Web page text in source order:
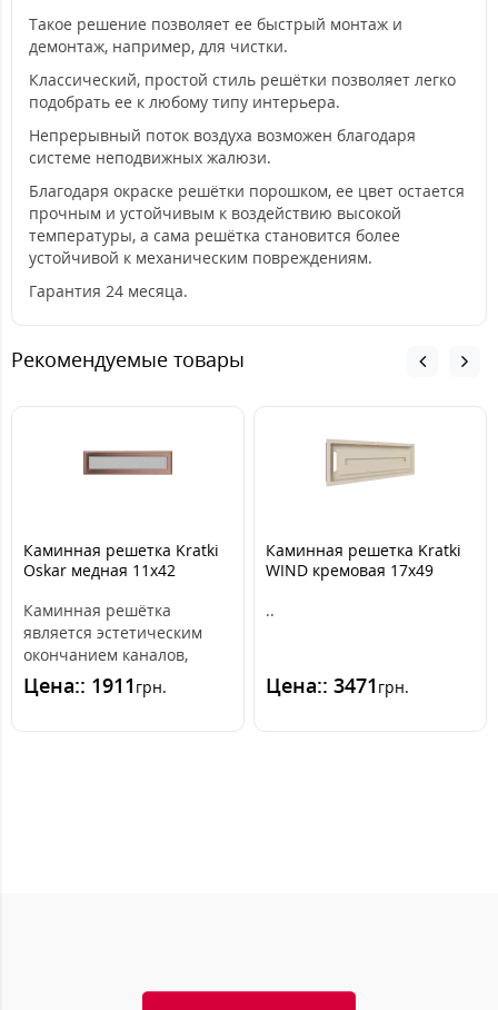
Такое решение позволяет ее быстрый монтаж и
демонтаж, например, для чистки.
Классический, простой стиль решётки позволяет легко
подобрать ее к любому типу интерьера.
Непрерывный поток воздуха возможен благодаря
системе неподвижных жалюзи.
Благодаря окраске решётки порошком, ее цвет остается
прочным и устойчивым к воздействию высокой
температуры, а сама решётка становится более
устойчивой к механическим повреждениям.
Гарантия 24 месяца.
Рекомендуемые товары
Каминная решетка Kratki
Oskar медная 11x42
Каминная решётка
является эстетическим
окончанием каналов,
распределяющих горячий
воздух из камина. ..
Цена:: 1911 грн.
Каминная решетка Kratki
WIND кремовая 17x49
..
Цена:: 3471 грн.